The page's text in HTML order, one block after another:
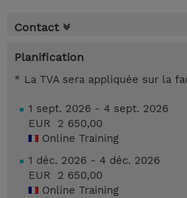
Contact
Planification
* La TVA sera appliquée sur la
1 sept. 2026 - 4 sept. 2026
EUR 2 650,00
Online Training
1 déc. 2026 - 4 déc. 2026
EUR 2 650,00
Online Training